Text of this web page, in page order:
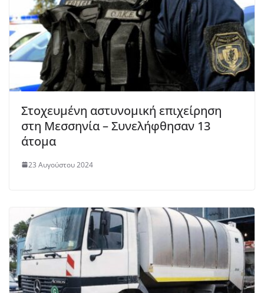
Στοχευμένη αστυνομική επιχείρηση
στη Μεσσηνία – Συνελήφθησαν 13
άτομα
23 Αυγούστου 2024